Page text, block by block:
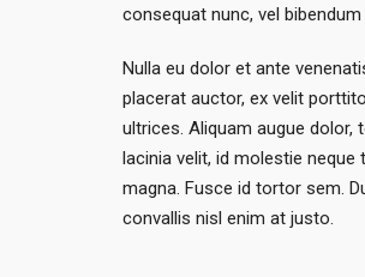
consequat nunc, vel
Nulla eu dolor et ante
placerat auctor, ex velit
ultrices. Aliquam augue dolor,
lacinia velit, id molestie
magna. Fusce id tortor sem.
convallis nisl enim at justo.